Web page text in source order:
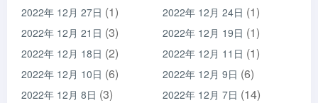
2022年 12月 27日 (1) 2022年 12月 24日 (1)
2022年 12月 21日 (3) 2022年 12月 19日 (1)
2022年 12月 18日 (2) 2022年 12月 11日 (1)
2022年 12月 10日 (6) 2022年 12月 9日 (6)
2022年 12月 8日 (3) 2022年 12月 7日 (14)